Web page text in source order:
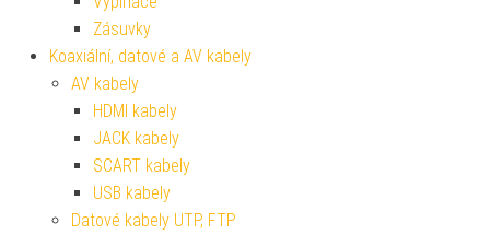
Zásuvky
Koaxiální, datové a AV kabely
AV kabely
HDMI kabely
JACK kabely
SCART kabely
USB kabely
Datové kabely UTP, FTP